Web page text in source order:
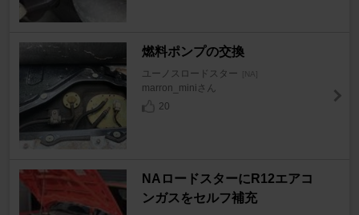
燃料ポンプの交換
ユーノスロードスター [NA]
marron_miniさん
20
NAロードスターにR12エアコ
ンガスをセルフ補充